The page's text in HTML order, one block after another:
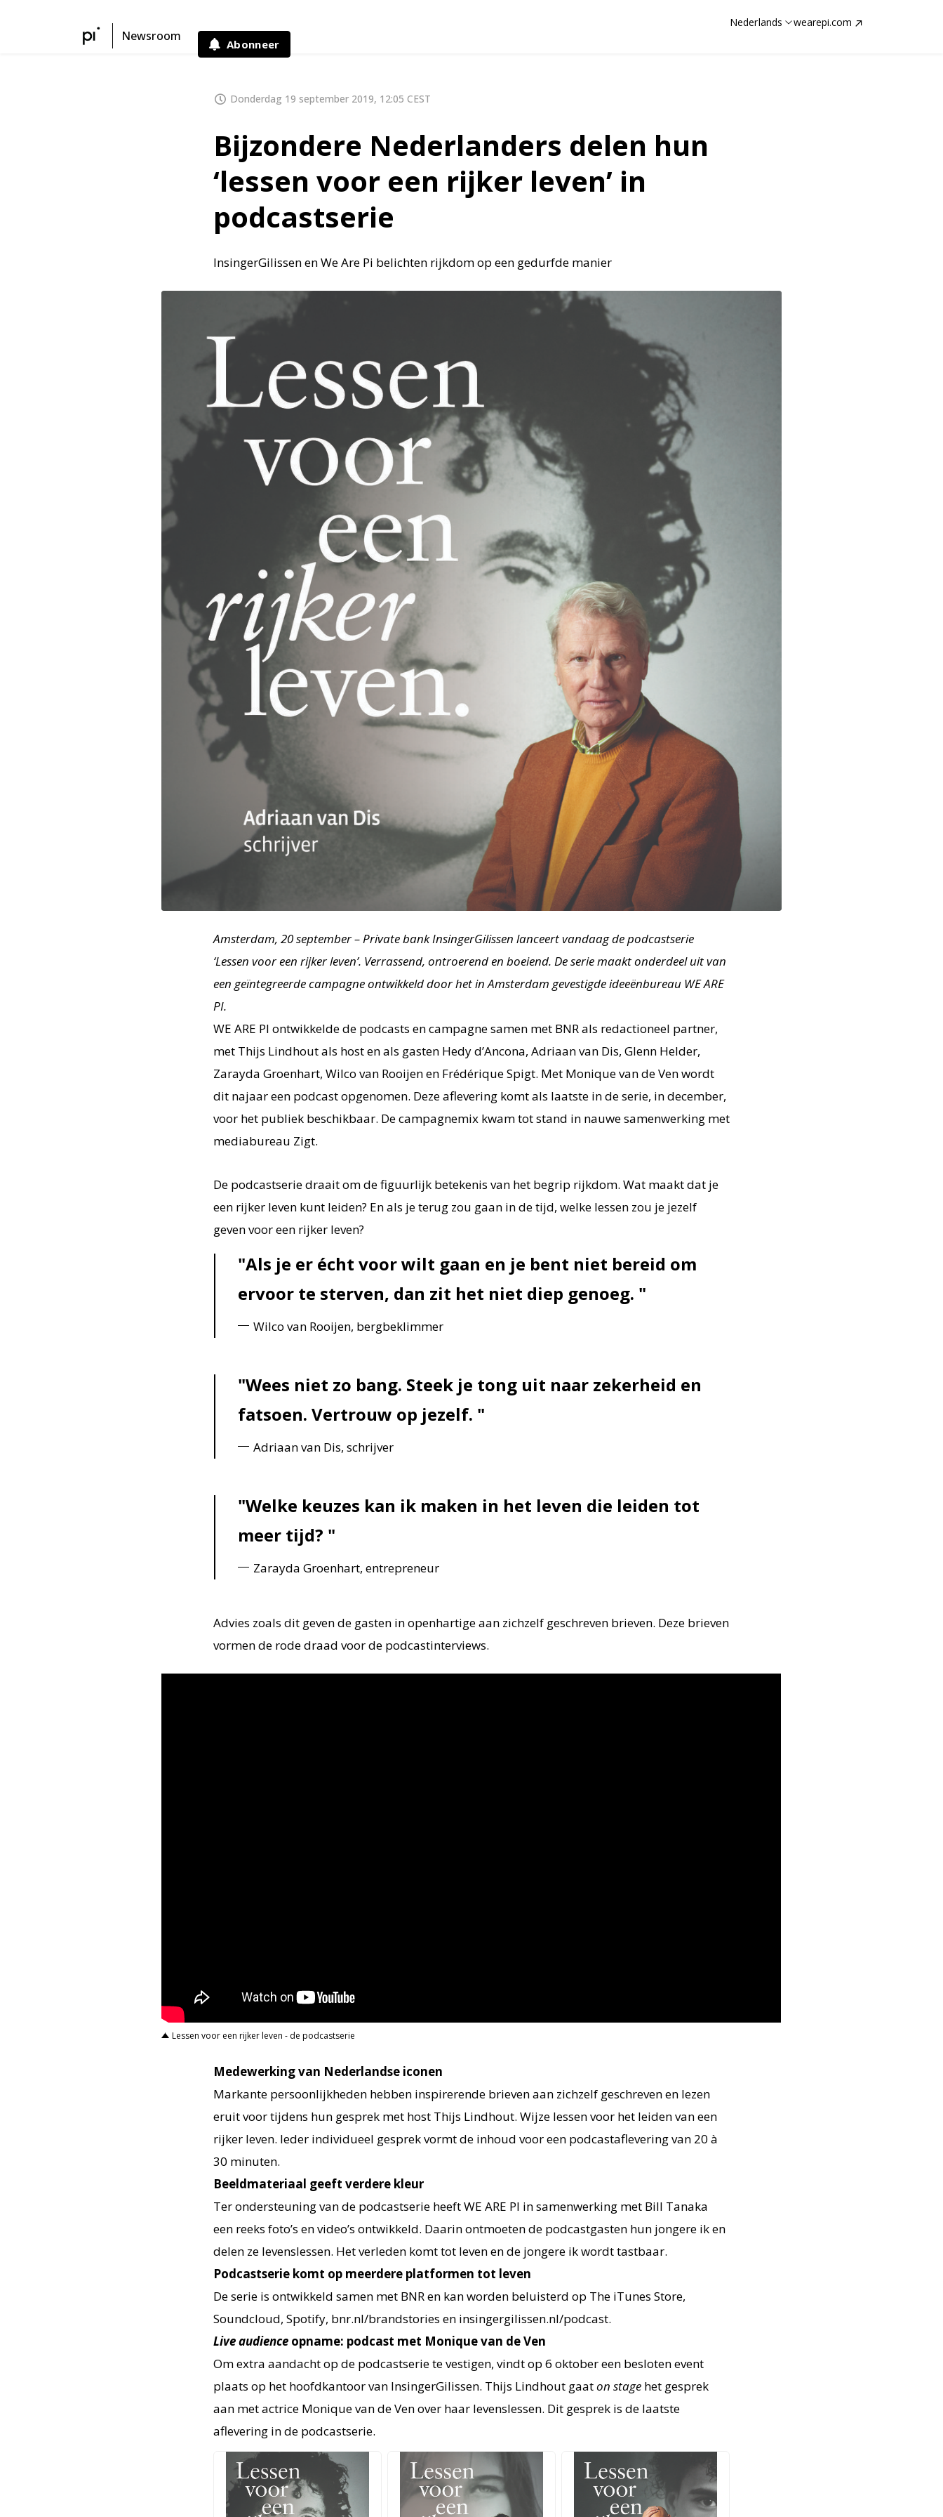
Newsroom
Abonneer
Nederlands wearepi.com
Donderdag 19 september 2019, 12:05 CEST
Bijzondere Nederlanders delen hun
‘lessen voor een rijker leven’ in
podcastserie
InsingerGilissen en We Are Pi belichten rijkdom op een gedurfde manier
Amsterdam, 20 september – Private bank InsingerGilissen lanceert vandaag de podcastserie
‘Lessen voor een rijker leven’. Verrassend, ontroerend en boeiend. De serie maakt onderdeel uit van
een geïntegreerde campagne ontwikkeld door het in Amsterdam gevestigde ideeënbureau WE ARE
PI.
WE ARE PI ontwikkelde de podcasts en campagne samen met BNR als redactioneel partner,
met Thijs Lindhout als host en als gasten Hedy d’Ancona, Adriaan van Dis, Glenn Helder,
Zarayda Groenhart, Wilco van Rooijen en Frédérique Spigt. Met Monique van de Ven wordt
dit najaar een podcast opgenomen. Deze aflevering komt als laatste in de serie, in december,
voor het publiek beschikbaar. De campagnemix kwam tot stand in nauwe samenwerking met
mediabureau Zigt.
De podcastserie draait om de figuurlijk betekenis van het begrip rijkdom. Wat maakt dat je
een rijker leven kunt leiden? En als je terug zou gaan in de tijd, welke lessen zou je jezelf
geven voor een rijker leven?
Als je er écht voor wilt gaan en je bent niet bereid om
ervoor te sterven, dan zit het niet diep genoeg.
Wilco van Rooijen, bergbeklimmer
Wees niet zo bang. Steek je tong uit naar zekerheid en
fatsoen. Vertrouw op jezelf.
Adriaan van Dis, schrijver
Welke keuzes kan ik maken in het leven die leiden tot
meer tijd?
Zarayda Groenhart, entrepreneur
Advies zoals dit geven de gasten in openhartige aan zichzelf geschreven brieven. Deze brieven
vormen de rode draad voor de podcastinterviews.
Lessen voor een rijker leven - de podcastserie
Medewerking van Nederlandse iconen
Markante persoonlijkheden hebben inspirerende brieven aan zichzelf geschreven en lezen
eruit voor tijdens hun gesprek met host Thijs Lindhout. Wijze lessen voor het leiden van een
rijker leven. Ieder individueel gesprek vormt de inhoud voor een podcastaflevering van 20 à
30 minuten.
Beeldmateriaal geeft verdere kleur
Ter ondersteuning van de podcastserie heeft WE ARE PI in samenwerking met Bill Tanaka
een reeks foto’s en video’s ontwikkeld. Daarin ontmoeten de podcastgasten hun jongere ik en
delen ze levenslessen. Het verleden komt tot leven en de jongere ik wordt tastbaar.
Podcastserie komt op meerdere platformen tot leven
De serie is ontwikkeld samen met BNR en kan worden beluisterd op The iTunes Store,
Soundcloud, Spotify, bnr.nl/brandstories en insingergilissen.nl/podcast.
Live audience opname: podcast met Monique van de Ven
Om extra aandacht op de podcastserie te vestigen, vindt op 6 oktober een besloten event
plaats op het hoofdkantoor van InsingerGilissen. Thijs Lindhout gaaton stage het gesprek
aan met actrice Monique van de Ven over haar levenslessen. Dit gesprek is de laatste
aflevering in de podcastserie.